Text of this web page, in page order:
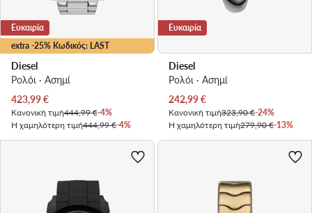
extra -25% Κωδικός: LAST
Ευκαιρία
Diesel
Ρολόι · Ασημί
Τρέχουσα τιμή
423,99€
Κανονική τιμή444,99 €-4%
Η χαμηλότερη τιμή444,99 €-4%
Ευκαιρία
Diesel
Ρολόι · Ασημί
Τρέχουσα τιμή
242,99€
Κανονική τιμή323,90 €-24%
Η χαμηλότερη τιμή279,90 €-13%